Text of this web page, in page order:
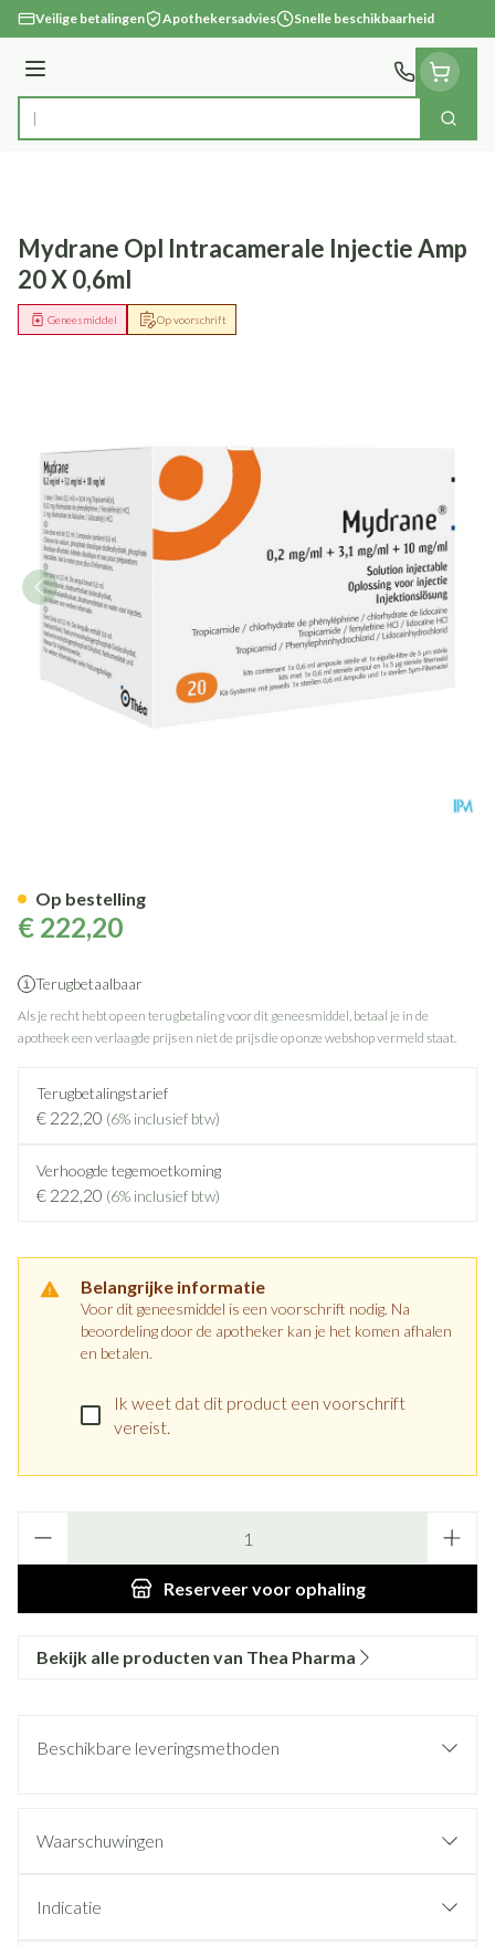
Ga naar de inhoud
Veilige betalingen Apothekersadvies Snelle beschikbaarheid
Menu
Product, merk, categorie... Zoek
Mydrane Opl Intracamerale Injectie Amp
20 X 0,6ml
Op voorschrift
Geneesmiddel
€ 222,20
Terugbetaalbaar
Als je recht hebt op een terugbetaling voor dit geneesmiddel, betaal je in de
apotheek een verlaagde prijs en niet de prijs die op onze webshop vermeld staat.
Terugbetalingstarief
€ 222,20 (6% inclusief btw)
Verhoogde tegemoetkoming
€ 222,20 (6% inclusief btw)
Belangrijke informatie
Voor dit geneesmiddel is een voorschrift nodig. Na
beoordeling door de apotheker kan je het komen afhalen
en betalen.
Ik weet dat dit product een voorschrift
vereist.
Reserveervoor ophaling
Op bestelling
Bekijk alle producten van Thea Pharma
Beschikbare leveringsmethoden
Waarschuwingen
Indicatie